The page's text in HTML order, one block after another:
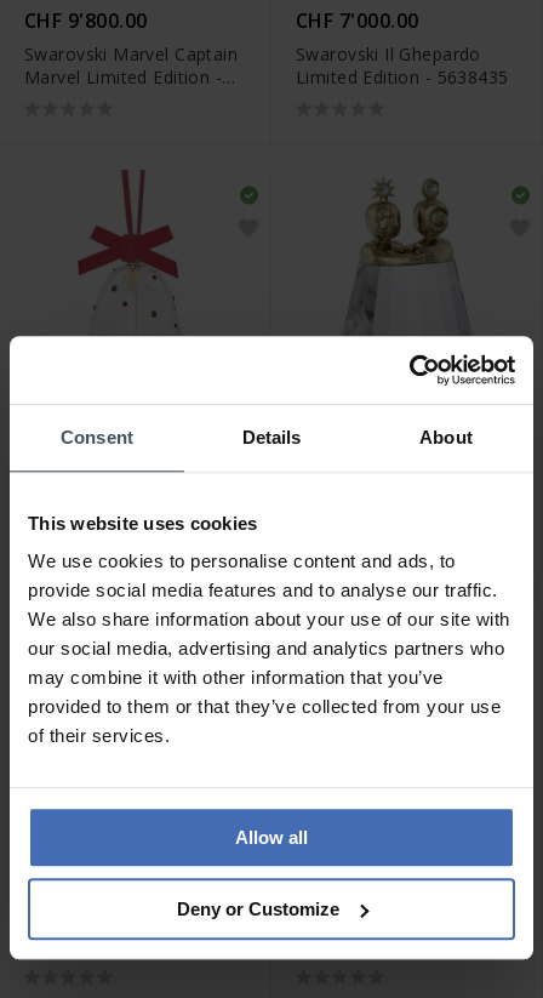
Consent Details About
This website uses cookies
We use cookies to personalise content and ads, to
provide social media features and to analyse our traffic.
We also share information about your use of our site with
our social media, advertising and analytics partners who
may combine it with other information that you’ve
provided to them or that they’ve collected from your use
of their services.
Allow all
Deny or Customize
CHF 9'800.00
Swarovski Marvel Captain
Marvel Limited Edition -
CHF 7'000.00
Swarovski Il Ghepardo
Limited Edition - 5638435
anziché CHF 89.00
Campanella Dulcis -
5658440
2
CHF 750.00
Swarovski Marvel Thor -
5677044
CHF 630.00
Swarovski Marvel Captain
America - 5676135